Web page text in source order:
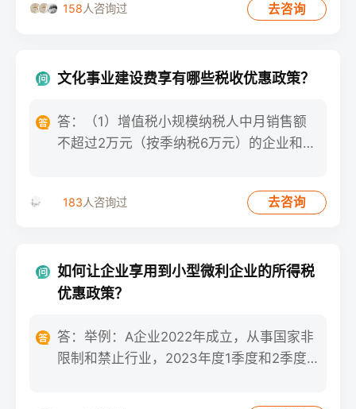
158人咨询过 去咨询
文化事业建设费享有哪些税收优惠政策？
答：（1）增值税小规模纳税人中月销售额
不超过2万元（按季纳税6万元）的企业和非
183人咨询过 去咨询
如何让企业享用到小型微利企业的所得税
优惠政策？
答：举例：A企业2022年成立，从事国家非
限制和禁止行业，2023年度1季度和2季度